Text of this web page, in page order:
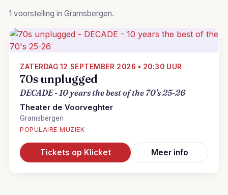
1 voorstelling in Gramsbergen.
ZATERDAG 12 SEPTEMBER 2026 • 20:30 UUR
70s unplugged
DECADE - 10 years the best of the 70's 25-26
Theater de Voorveghter
Gramsbergen
POPULAIRE MUZIEK
Tickets op Klicket Meer info